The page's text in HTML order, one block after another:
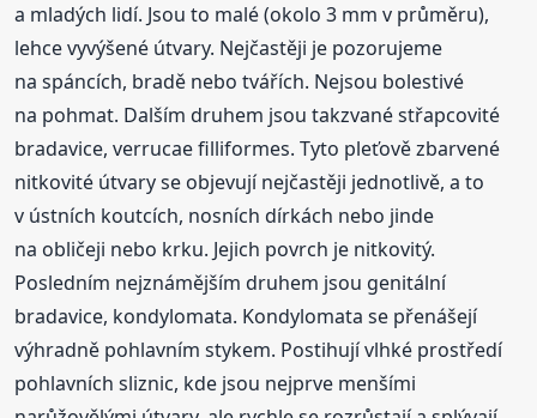
a mladých lidí. Jsou to malé (okolo 3 mm v průměru),
lehce vyvýšené útvary. Nejčastěji je pozorujeme
na spáncích, bradě nebo tvářích. Nejsou bolestivé
na pohmat. Dalším druhem jsou takzvané střapcovité
bradavice, verrucae filliformes. Tyto pleťově zbarvené
nitkovité útvary se objevují nejčastěji jednotlivě, a to
v ústních koutcích, nosních dírkách nebo jinde
na obličeji nebo krku. Jejich povrch je nitkovitý.
Posledním nejznámějším druhem jsou genitální
bradavice, kondylomata. Kondylomata se přenášejí
výhradně pohlavním stykem. Postihují vlhké prostředí
pohlavních sliznic, kde jsou nejprve menšími